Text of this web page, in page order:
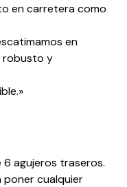
en carretera como
en
robusto y
6 agujeros traseros.
poner cualquier